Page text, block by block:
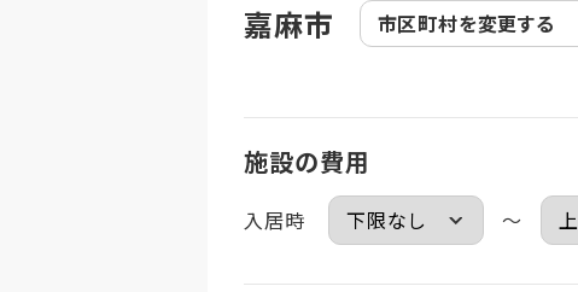
嘉麻市 市区町村を変更する
施設の費用
入居時 ～